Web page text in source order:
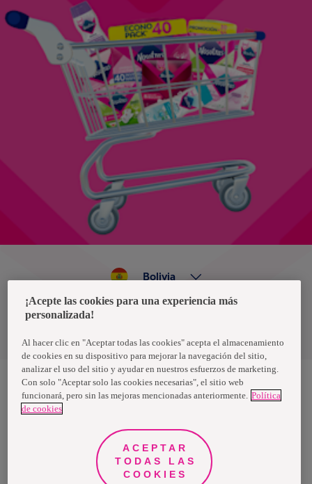
Política de privacidad de datos
Bolivia
Nosotras, una marca de Essity - una compañía global líder en
higiene y salud. Cada día, mil millones de personas, en todo el
propósito es romper barreras por el bienestar en beneficio de
consumidores, pacientes, cuidadores, clientes y la sociedad en
general. Vendemos en aproximadamente 150 países bajo las
principales marcas globales TENA y Tork, así como otras marcas
como Actimove, Cutimed, JOBST, Knix, Leukoplast, Libero, Libresse,
¡Acepte las cookies para una experiencia más
personalizada!
Al hacer clic en "Aceptar todas las cookies" acepta el almacenamiento
de cookies en su dispositivo para mejorar la navegación del sitio,
analizar el uso del sitio y ayudar en nuestros esfuerzos de marketing.
Con solo "Aceptar solo las cookies necesarias", el sitio web
funcionará, pero sin las mejoras mencionadas anteriormente. Política
de cookies
ACEPTAR
TODAS LAS
COOKIES